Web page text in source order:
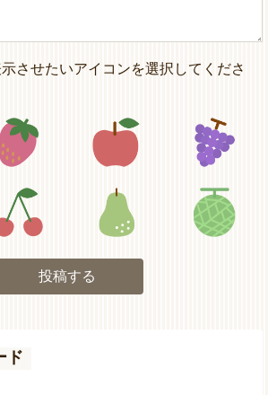
させたいアイコンを選択してくださ
ン1 アイコン2 アイコン3
ン5 アイコン6 アイコン7
投稿する
ド